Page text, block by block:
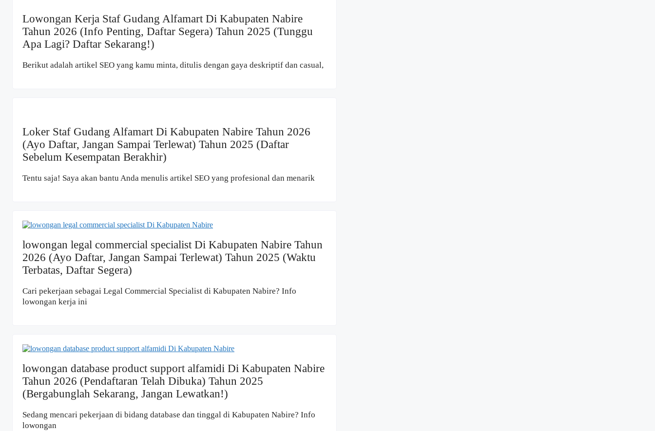
Lowongan Kerja Staf Gudang Alfamart Di Kabupaten Nabire
Tahun 2026 (Info Penting, Daftar Segera) Tahun 2025 (Tunggu
Apa Lagi? Daftar Sekarang!)
Berikut adalah artikel SEO yang kamu minta, ditulis dengan gaya deskriptif dan casual,
Loker Staf Gudang Alfamart Di Kabupaten Nabire Tahun 2026
(Ayo Daftar, Jangan Sampai Terlewat) Tahun 2025 (Daftar
Sebelum Kesempatan Berakhir)
Tentu saja! Saya akan bantu Anda menulis artikel SEO yang profesional dan menarik
lowongan legal commercial specialist Di Kabupaten Nabire Tahun
2026 (Ayo Daftar, Jangan Sampai Terlewat) Tahun 2025 (Waktu
Terbatas, Daftar Segera)
Cari pekerjaan sebagai Legal Commercial Specialist di Kabupaten Nabire? Info
lowongan kerja ini
lowongan database product support alfamidi Di Kabupaten Nabire
Tahun 2026 (Pendaftaran Telah Dibuka) Tahun 2025
(Bergabunglah Sekarang, Jangan Lewatkan!)
Sedang mencari pekerjaan di bidang database dan tinggal di Kabupaten Nabire? Info
lowongan